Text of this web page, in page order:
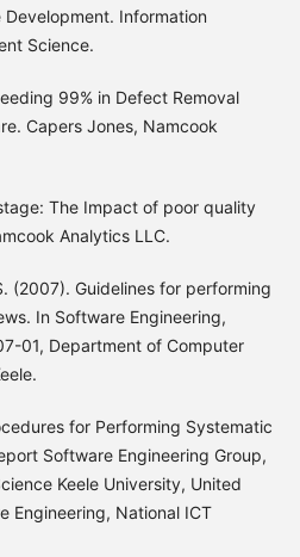
Information
Science.
99% in Defect Removal
Capers Jones, Namcook
The Impact of poor quality
Analytics LLC.
(2007). Guidelines for performing
In Software Engineering,
01, Department of Computer
for Performing Systematic
Software Engineering Group,
Keele University, United
Engineering, National ICT